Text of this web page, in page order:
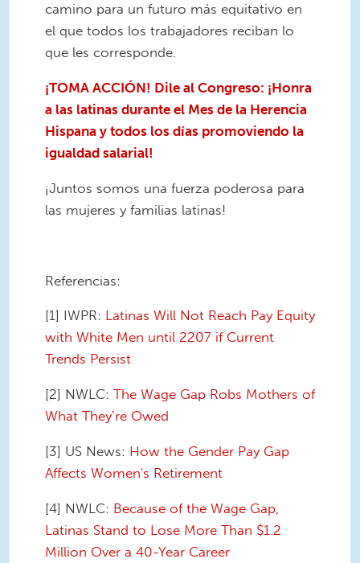
camino para un futuro más equitativo en
el que todos los trabajadores reciban lo
que les corresponde.
¡TOMA ACCIÓN! Dile al Congreso: ¡Honra
a las latinas durante el Mes de la Herencia
Hispana y todos los días promoviendo la
igualdad salarial!
¡Juntos somos una fuerza poderosa para
las mujeres y familias latinas!
Referencias:
[1] IWPR: Latinas Will Not Reach Pay Equity
with White Men until 2207 if Current
Trends Persist
[2] NWLC: The Wage Gap Robs Mothers of
What They’re Owed
[3] US News: How the Gender Pay Gap
Affects Women's Retirement
[4] NWLC: Because of the Wage Gap,
Latinas Stand to Lose More Than $1.2
Million Over a 40-Year Career